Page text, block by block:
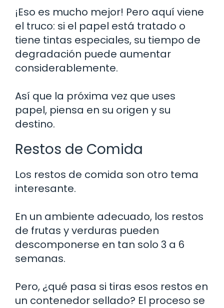
¡Eso es mucho mejor! Pero aquí viene
el truco: si el papel está tratado o
tiene tintas especiales, su tiempo de
degradación puede aumentar
considerablemente.
Así que la próxima vez que uses
papel, piensa en su origen y su
destino.
Restos de Comida
Los restos de comida son otro tema
interesante.
En un ambiente adecuado, los restos
de frutas y verduras pueden
descomponerse en tan solo 3 a 6
semanas.
Pero, ¿qué pasa si tiras esos restos en
un contenedor sellado? El proceso se